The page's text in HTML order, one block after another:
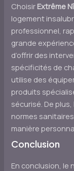
Choisir Extrême
logement
professionnel,
grande
d’offrir des
spécificités de
utilise des
produits
sécurisé. De plus,
normes
manière
Conclusion
En conclusion, le